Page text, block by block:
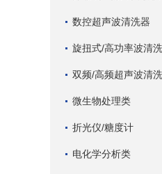
数控超声波清洗器
旋扭式/高功率波清
双频/高频超声波清
微生物处理类
折光仪/糖度计
电化学分析类